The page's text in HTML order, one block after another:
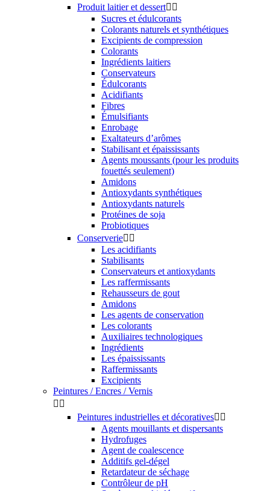
Produit laitier et dessert 
Sucres et édulcorants
Colorants naturels et synthétiques
Excipients de compression
Colorants
Ingrédients laitiers
Conservateurs
Édulcorants
Acidifiants
Fibres
Émulsifiants
Enrobage
Exaltateurs d’arômes
Stabilisant et épaississants
Agents moussants (pour les produits
fouettés seulement)
Amidons
Antioxydants synthétiques
Antioxydants naturels
Protéines de soja
Probiotiques
Conserverie 
Les acidifiants
Stabilisants
Conservateurs et antioxydants
Les raffermissants
Rehausseurs de gout
Amidons
Les agents de conservation
Les colorants
Auxiliaires technologiques
Ingrédients
Les épaississants
Raffermissants
Excipients
Peintures / Encres / Vernis
 
Peintures industrielles et décoratives 
Agents mouillants et dispersants
Hydrofuges
Agent de coalescence
Additifs gel-dégel
Retardateur de séchage
Contrôleur de pH